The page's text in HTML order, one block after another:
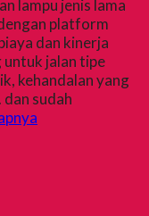
lampu jenis lama
platform
dan kinerja
untuk jalan tipe
kehandalan yang
sudah